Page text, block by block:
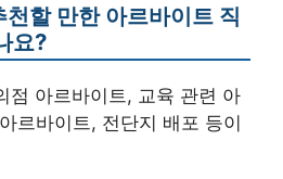
할 만한 아르바이트 직
요?
점 아르바이트, 교육 관련 아
르바이트, 전단지 배포 등이